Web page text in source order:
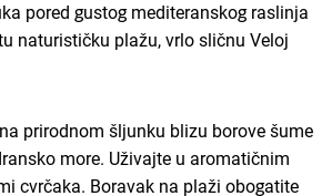
pored gustog mediteranskog raslinja
naturističku plažu, vrlo sličnu Veloj
prirodnom šljunku blizu borove šume
more. Uživajte u aromatičnim
cvrčaka. Boravak na plaži obogatite